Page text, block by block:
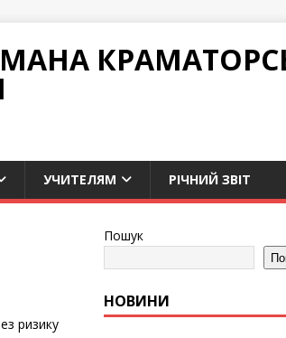
УЧИТЕЛЯМ РІЧНИЙ ЗВІТ
ризику
Пошук
НОВИНИ